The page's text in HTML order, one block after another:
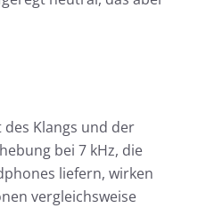
Klangs und der
bei 7 kHz, die
liefern, wirken
vergleichsweise